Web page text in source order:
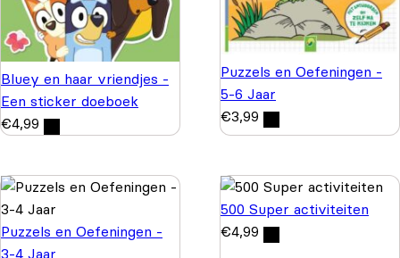
Bluey en haar vriendjes -
Een sticker doeboek
€4,99
Puzzels en Oefeningen -
5-6 Jaar
€3,99
Puzzels en Oefeningen -
3-4 Jaar
500 Super activiteiten
€4,99